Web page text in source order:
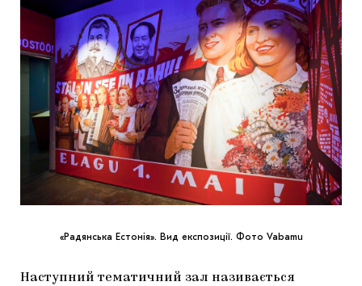
«Радянська Естонія». Вид експозиції. Фото Vabamu
Наступний тематичний зал називається